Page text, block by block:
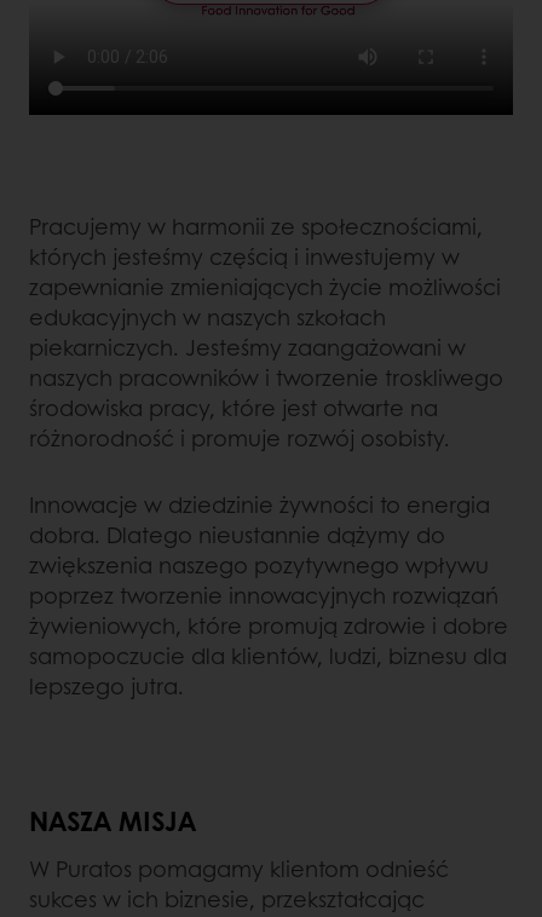
Pracujemy w harmonii ze społecznościami,
których jesteśmy częścią i inwestujemy w
zapewnianie zmieniających życie możliwości
edukacyjnych w naszych szkołach
piekarniczych. Jesteśmy zaangażowani w
naszych pracowników i tworzenie troskliwego
środowiska pracy, które jest otwarte na
różnorodność i promuje rozwój osobisty.
Innowacje w dziedzinie żywności to energia
dobra. Dlatego nieustannie dążymy do
zwiększenia naszego pozytywnego wpływu
poprzez tworzenie innowacyjnych rozwiązań
żywieniowych, które promują zdrowie i dobre
samopoczucie dla klientów, ludzi, biznesu dla
lepszego jutra.
NASZA MISJA
W Puratos pomagamy klientom odnieść
sukces w ich biznesie, przekształcając